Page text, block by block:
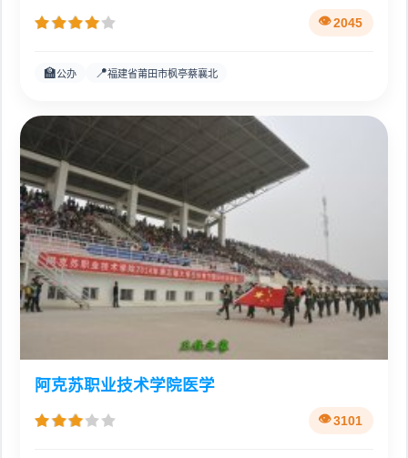
2045
🏫公办 📍福建省莆田市枫亭蔡襄北
阿克苏职业技术学院医学
3101